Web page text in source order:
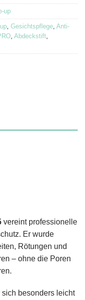
up
Gesichtspflege Anti-
Abdeckstift
vereint professionelle
Er wurde
Rötungen und
– ohne die Poren
sich besonders leicht